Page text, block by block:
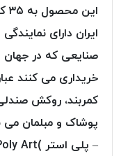
OMEGA
نخ
توری
پلیسه
پلاس
PPLUS
نخ
ایران دارای
صنایعی که در جهان و
خریداری می کنند
کمربند، روکش
پوشاک و مبلمان می